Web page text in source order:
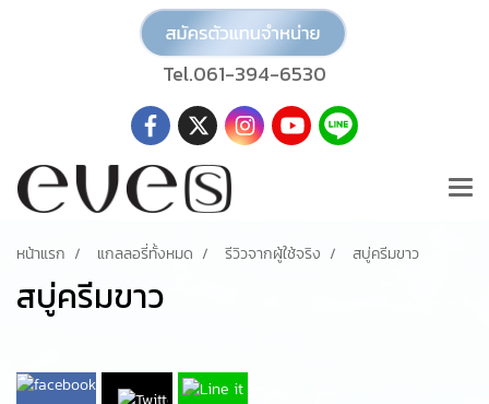
Tel.061-394-6530
หน้าแรก แกลลอรี่ทั้งหมด รีวิวจากผู้ใช้จริง สบู่ครีมขาว
สบู่ครีมขาว